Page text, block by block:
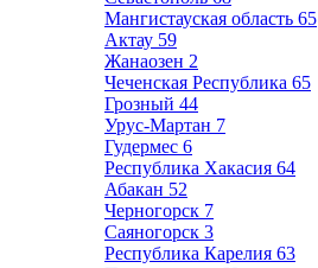
Мангистауская область 65
Актау 59
Жанаозен 2
Чеченская Республика 65
Грозный 44
Урус-Мартан 7
Гудермес 6
Республика Хакасия 64
Абакан 52
Черногорск 7
Саяногорск 3
Республика Карелия 63